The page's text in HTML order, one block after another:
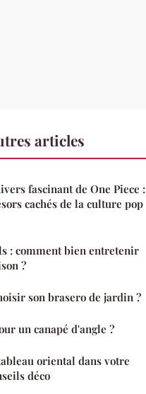
articles
fascinant de One Piece :
cachés de la culture pop
: comment bien entretenir
?
son brasero de jardin ?
un canapé d'angle ?
oriental dans votre
déco